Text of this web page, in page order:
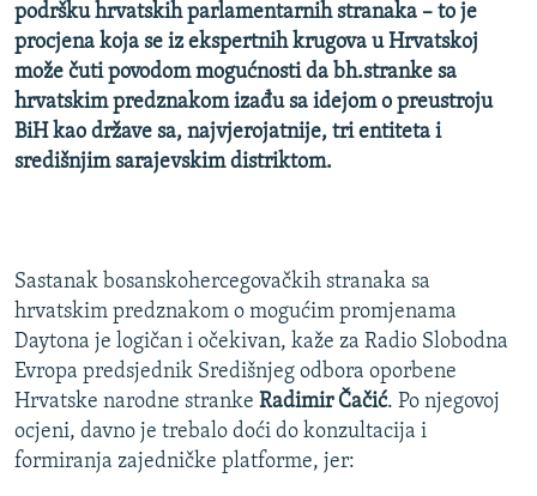
podršku hrvatskih parlamentarnih stranaka – to je
procjena koja se iz ekspertnih krugova u Hrvatskoj
može čuti povodom mogućnosti da bh.stranke sa
hrvatskim predznakom izađu sa idejom o preustroju
BiH kao države sa, najvjerojatnije, tri entiteta i
središnjim sarajevskim distriktom.
Sastanak bosanskohercegovačkih stranaka sa
hrvatskim predznakom o mogućim promjenama
Daytona je logičan i očekivan, kaže za Radio Slobodna
Evropa predsjednik Središnjeg odbora oporbene
Hrvatske narodne stranke Radimir Čačić. Po njegovoj
ocjeni, davno je trebalo doći do konzultacija i
formiranja zajedničke platforme, jer: